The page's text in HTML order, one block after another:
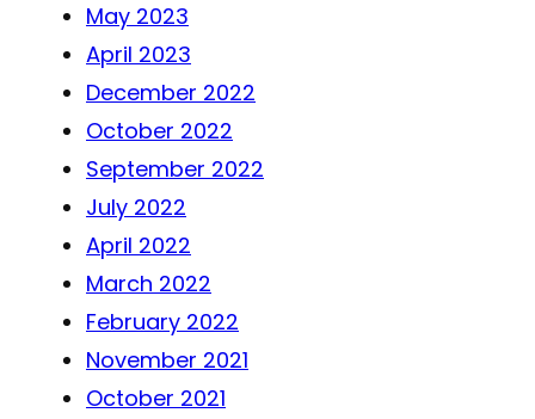
May 2023
April 2023
December 2022
October 2022
September 2022
July 2022
April 2022
March 2022
February 2022
November 2021
October 2021